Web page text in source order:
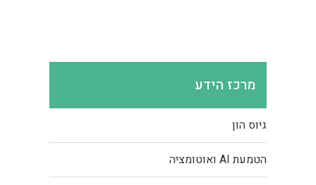
מרכז הידע
גיוס הון
הטמעת AI ואוטומציה